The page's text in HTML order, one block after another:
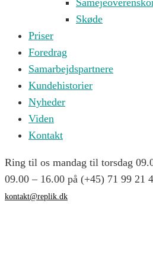
Skøde
Priser
Foredrag
Samarbejdspartnere
Kundehistorier
Nyheder
Viden
Kontakt
Ring til os mandag til torsdag
09.00 – 16.00 på (+45) 71 99 21
kontakt@replik.dk